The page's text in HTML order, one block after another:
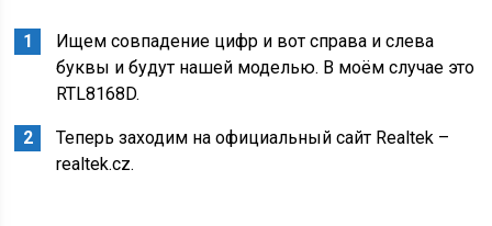
Ищем совпадение цифр и вот справа и слева
буквы и будут нашей моделью. В моём случае это
RTL8168D.
Теперь заходим на официальный сайт Realtek –
realtek.cz.